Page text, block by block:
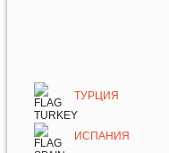
ТУРЦИЯ
ИСПАНИЯ